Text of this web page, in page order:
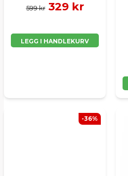
599 kr 329 kr
LEGG I HANDLEKURV
-36%